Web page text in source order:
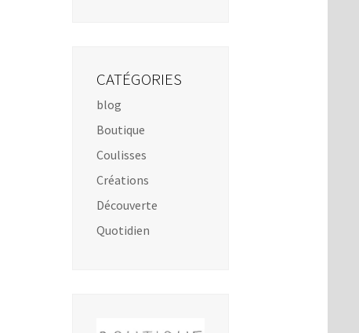
CATÉGORIES
blog
Boutique
Coulisses
Créations
Découverte
Quotidien